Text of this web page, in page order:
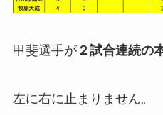
甲斐選手が２試合連続の
左に右に止まりません。